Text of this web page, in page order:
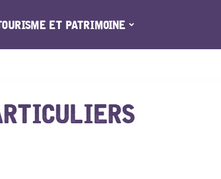
ET PATRIMOINE